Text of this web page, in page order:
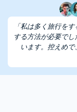
「私は多く旅行を
する方法が必要で
います。控えめ